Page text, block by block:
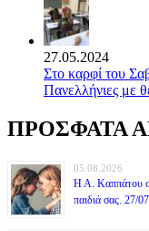
27.05.2024
Στο καρφί του
Πανελλήνιες με
ΠΡΟΣΦΑΤΑ
05.08.2026
Η Α. Καππάτου
παιδιά σας. 27/